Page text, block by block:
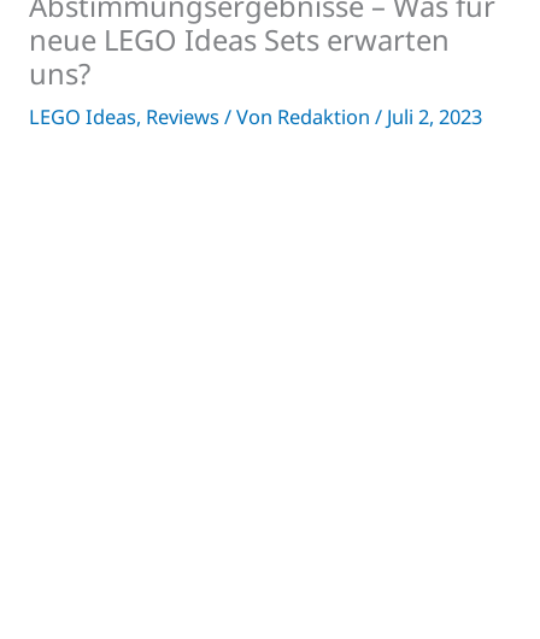
neue LEGO Ideas Sets erwarten
uns?
LEGO Ideas, Reviews / Von Redaktion / Juli 2, 2023